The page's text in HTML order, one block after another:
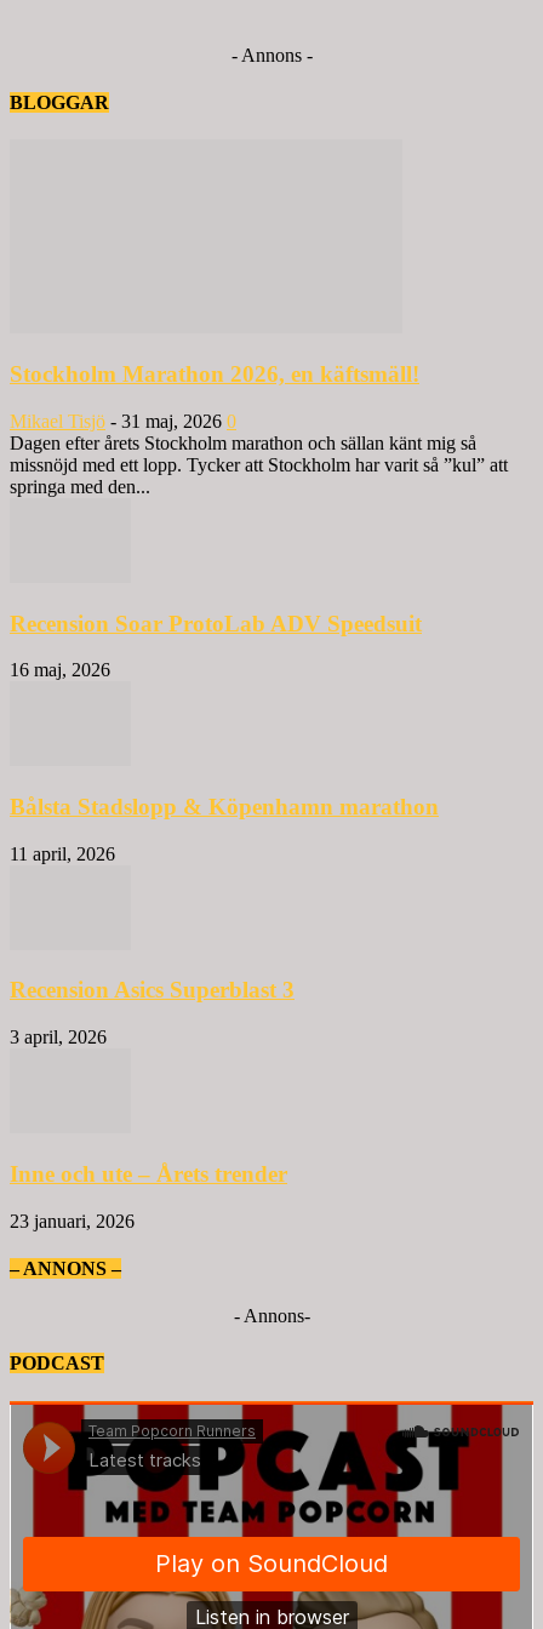
- Annons -
BLOGGAR
Stockholm Marathon 2026, en käftsmäll!
Mikael Tisjö - 31 maj, 2026 0
Dagen efter årets Stockholm marathon och sällan känt mig så
missnöjd med ett lopp. Tycker att Stockholm har varit så ”kul” att
springa med den...
Recension Soar ProtoLab ADV Speedsuit
16 maj, 2026
Bålsta Stadslopp & Köpenhamn marathon
11 april, 2026
Recension Asics Superblast 3
3 april, 2026
Inne och ute – Årets trender
23 januari, 2026
– ANNONS –
- Annons-
PODCAST